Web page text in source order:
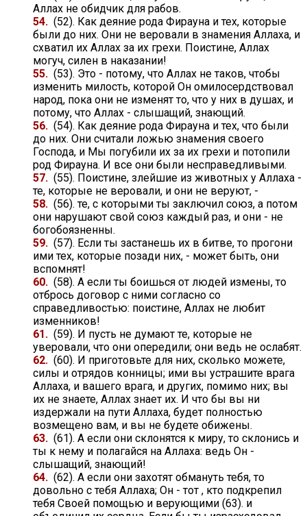
Аллах не обидчик для рабов.
54. (52). Как деяние рода Фирауна и тех, которые
были до них. Они не веровали в знамения Аллаха, и
схватил их Аллах за их грехи. Поистине, Аллах
могуч, силен в наказании!
55. (53). Это - потому, что Аллах не таков, чтобы
изменить милость, которой Он омилосердствовал
народ, пока они не изменят то, что у них в душах, и
потому, что Аллах - слышащий, знающий.
56. (54). Как деяние рода Фирауна и тех, что были
до них. Они считали ложью знамения своего
Господа, и Мы погубили их за их грехи и потопили
род Фирауна. И все они были несправедливыми.
57. (55). Поистине, злейшие из животных у Аллаха -
те, которые не веровали, и они не веруют, -
58. (56). те, с которыми ты заключил союз, а потом
они нарушают свой союз каждый раз, и они - не
богобоязненны.
59. (57). Если ты застанешь их в битве, то прогони
ими тех, которые позади них, - может быть, они
вспомнят!
60. (58). А если ты боишься от людей измены, то
отбрось договор с ними согласно со
справедливостью: поистине, Аллах не любит
изменников!
61. (59). И пусть не думают те, которые не
уверовали, что они опередили; они ведь не ослабят.
62. (60). И приготовьте для них, сколько можете,
силы и отрядов конницы; ими вы устрашите врага
Аллаха, и вашего врага, и других, помимо них; вы
их не знаете, Аллах знает их. И что бы вы ни
издержали на пути Аллаха, будет полностью
возмещено вам, и вы не будете обижены.
63. (61). А если они склонятся к миру, то склонись и
ты к нему и полагайся на Аллаха: ведь Он -
слышащий, знающий!
64. (62). А если они захотят обмануть тебя, то
довольно с тебя Аллаха; Он - тот , кто подкрепил
тебя Своей помощью и верующими (63). и